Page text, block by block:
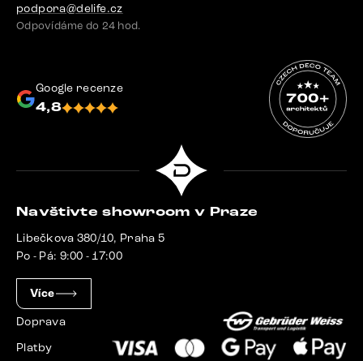
podpora@delife.cz
Odpovídáme do 24 hod.
Google recenze
4,8
Navštivte showroom v Praze
Libečkova 380/10, Praha 5
Po - Pá: 9:00 - 17:00
Více
Doprava
Platby